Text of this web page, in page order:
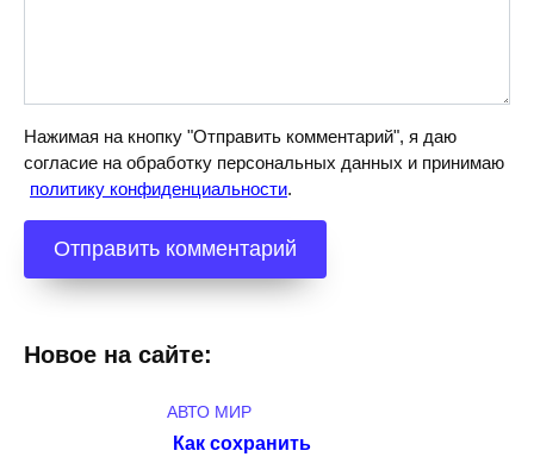
Нажимая на кнопку "Отправить комментарий", я даю
согласие на обработку персональных данных и принимаю
политику конфиденциальности.
Новое на сайте:
АВТО МИР
Как сохранить